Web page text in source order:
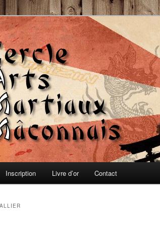
Mâconnais
défense et Qi-Gong
Inscription Livre d’or Contact